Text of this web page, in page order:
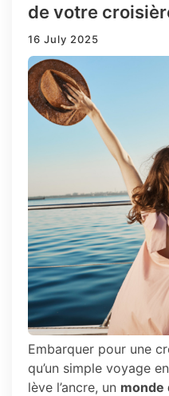
de votre
16 July 2025
Embarquer pour une
qu’un simple voyage
lève l’ancre, un monde